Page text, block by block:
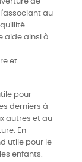
de
au
aide ainsi à
et
pour
derniers à
autres et au
En
utile pour le
enfants.